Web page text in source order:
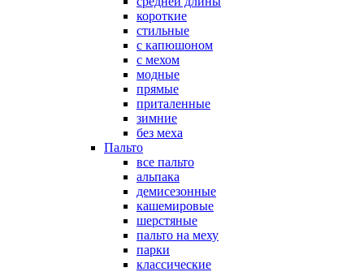
короткие
стильные
с капюшоном
с мехом
модные
прямые
приталенные
зимние
без меха
Пальто
все пальто
альпака
демисезонные
кашемировые
шерстяные
пальто на меху
парки
классические